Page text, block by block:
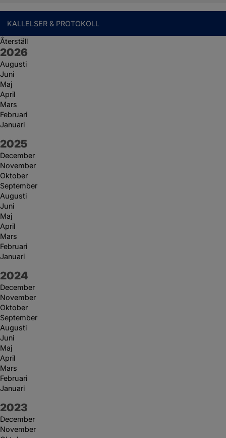
KALLELSER & PROTOKOLL
Återställ
År:
2026
Augusti
Juni
Maj
April
Mars
Februari
Januari
År:
2025
December
November
Oktober
September
Augusti
Juni
Maj
April
Mars
Februari
Januari
År:
2024
December
November
Oktober
September
Augusti
Juni
Maj
April
Mars
Februari
Januari
År:
2023
December
November